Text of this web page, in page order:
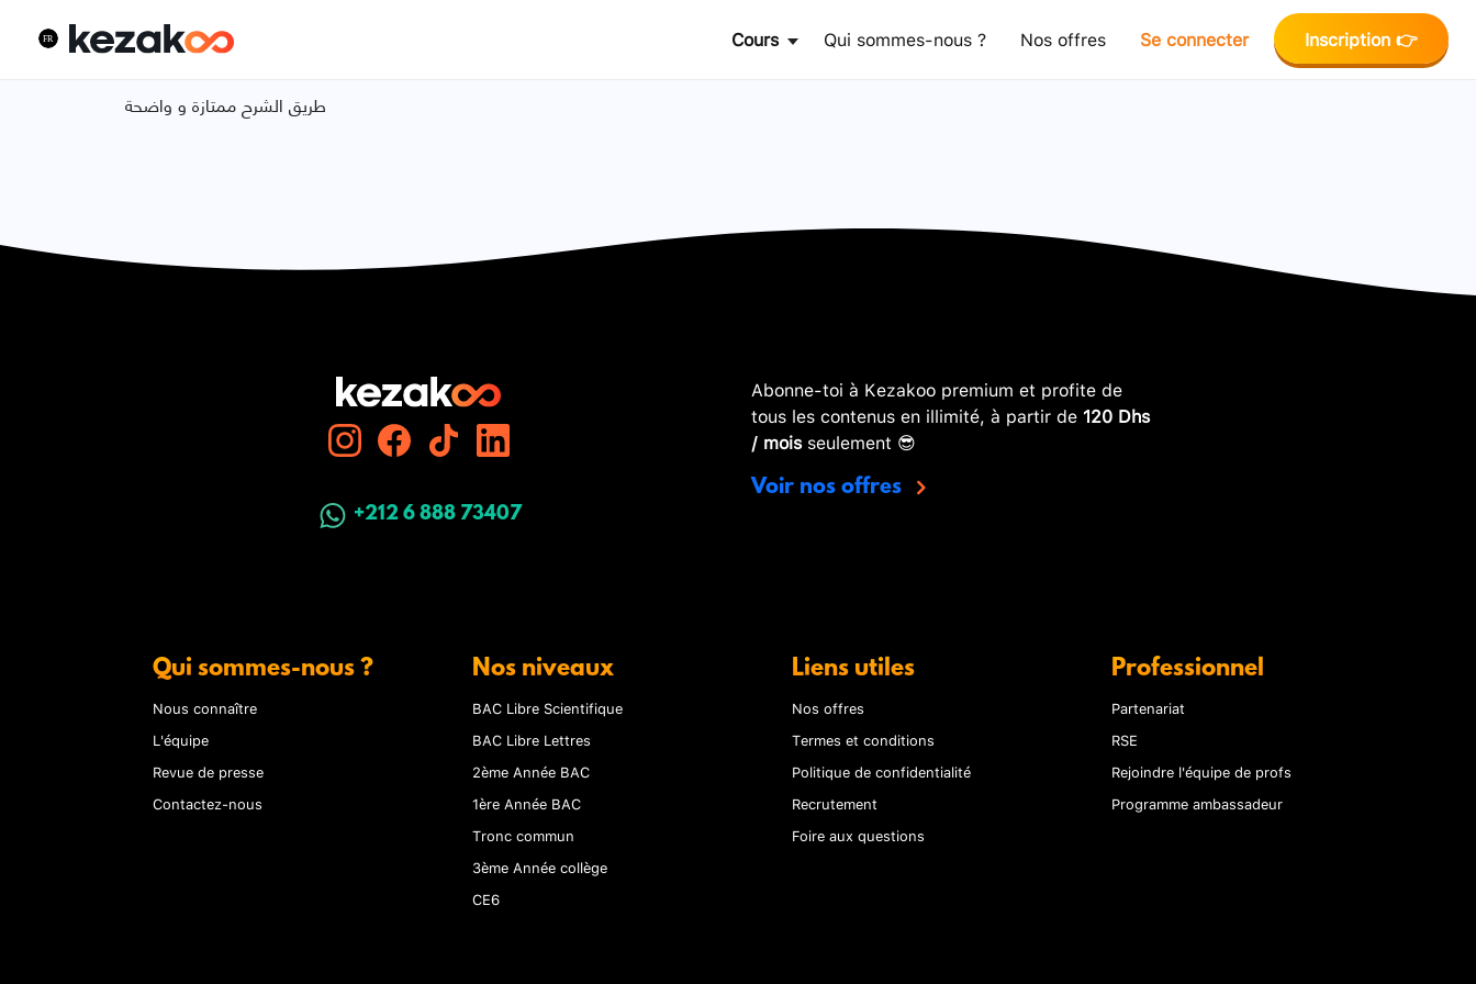
Cours Qui sommes-nous ? Nos offres Se connecter Inscription 👉
طريق الشرح ممتازة و واضحة
+212 6 888 73407
Abonne-toi à Kezakoo premium et profite de
tous les contenus en illimité, à partir de 120 Dhs
/ moisseulement 😎
Voir nos offres
Qui sommes-nous ?
Nous connaître
L'équipe
Revue de presse
Contactez-nous
Nos niveaux
BAC Libre Scientifique
BAC Libre Lettres
2ème Année BAC
1ère Année BAC
Tronc commun
3ème Année collège
CE6
Liens utiles
Nos offres
Termes et conditions
Politique de confidentialité
Recrutement
Foire aux questions
Professionnel
Partenariat
RSE
Rejoindre l'équipe de profs
Programme ambassadeur